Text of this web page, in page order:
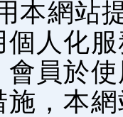
本網站
個人化
會員於
施，本